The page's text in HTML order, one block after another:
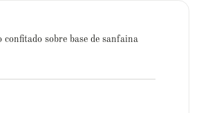
confitado sobre base de sanfaina